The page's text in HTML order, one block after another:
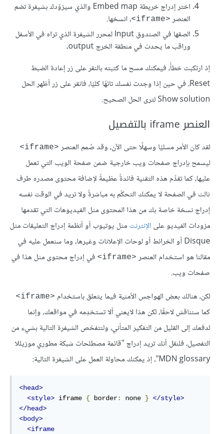
اختر إدراج خريطة Embed map والذي سيزوّدك بشيفرة تضم
العنصر <iframe>
، انسخها.
الصقها في الصندوق Input لمحرر الشيفرة الذي تراه في الأسفل
وراقب ما يحدث في منطقة الخرج output.
إذ ارتكبت خطأً، فيمكنك مسح ما كتبته بالنقر على زر إعادة الضبط
Reset، في حين إذا وجدت نفسك تائهًا كليًا، فانقر على زر أظهر الحل
Show solution لترى الحل الصحيح.
العنصر iframe بالتفصيل
لقد كان الأمر مسليًا وسهلًا حتى الآن، وقد صُمم العنصر <iframe>
ليسمح بإدراج صفحات ويب خارجية ضمن صفحة الويب التي تعمل
عليها، كما تقدِّم هذه التقنية فائدةً عظيمةً لإضافة محتوى مصدره طرف
ثالث في الصفحة لا يمكنك التحكّم به مباشرةً ولا تريد في الوقت نفسه
إدراج نسخة خاصة بك من هذا المحتوى مثل الفيديوهات التي تقدمها
مزودات الفيديو على الإنترنتمثل يوتيوب أو أنظمة إدراج التعليقات مثل
Disque أو الخرائط أو لوحات الإعلانات وغيرها، وما سنعمل عليه في
مقالنا هو استخدام العنصر <iframe>
في إدراج محتوى مثل هذا في
صفحات ويب.
لكن، هنالك بعض الهواجس الأمنية فيما يتعلق باستخدام <iframe>
كما سنناقش لاحقًا، لكن هذا لايعني ألا تستخدِمه في مواقعك، وإنما
لدفعك إلى القليل من التفكير المتأني، ولنتفحّص الشيفرة التالية بشيء من
التفصيل، فلنقل أنك تريد إدراج "قائمة مصطلحات شبكة مطوري موزيللا
MDN glossary"، إذ يمكنك محاولة العمل على الشيفرة التالية:
<head>
<style> iframe { border: none } </style>
</head>
<body>
<iframe